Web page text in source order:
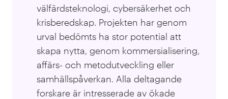
välfärdsteknologi, cybersäkerhet och
krisberedskap. Projekten har genom
urval bedömts ha stor potential att
skapa nytta, genom kommersialisering,
affärs- och metodutveckling eller
samhällspåverkan. Alla deltagande
forskare är intresserade av ökade